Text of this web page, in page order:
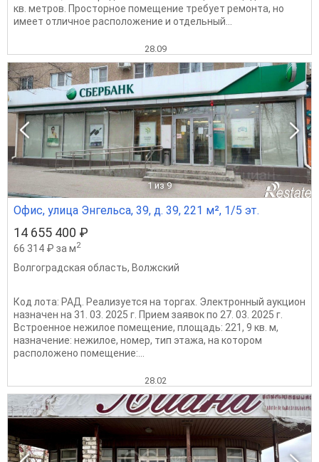
кв. метров. Просторное помещение требует ремонта, но
имеет отличное расположение и отдельный...
28.09
1 из 9
Офис, улица Энгельса, 39, д. 39, 221 м², 1/5 эт.
14 655 400 ₽
66 314 ₽ за м2
Волгоградская область, Волжский
Код лота: РАД. Реализуется на торгах. Электронный аукцион
назначен на 31. 03. 2025 г. Прием заявок по 27. 03. 2025 г.
Встроенное нежилое помещение, площадь: 221, 9 кв. м,
назначение: нежилое, номер, тип этажа, на котором
расположено помещение:...
28.02